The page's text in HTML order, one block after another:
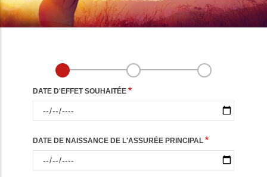
DATE D'EFFET SOUHAITÉE
DATE DE NAISSANCE DE L'ASSURÉE PRINCIPAL